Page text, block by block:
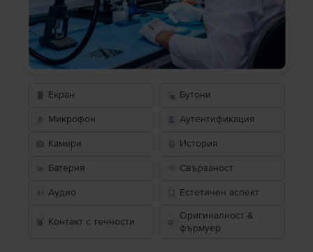
Екран Бутони
Микрофон Аутентификация
Камери История
Батерия Свързаност
Аудио Естетичен аспект
Контакт с течности
Оригиналност &
фърмуер